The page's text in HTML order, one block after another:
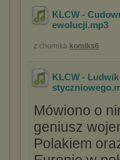
KLCW -
ewolucji.mp3
z chomika komiks6
KLCW -
styczniowego
Mówiono o
geniusz
Polakiem